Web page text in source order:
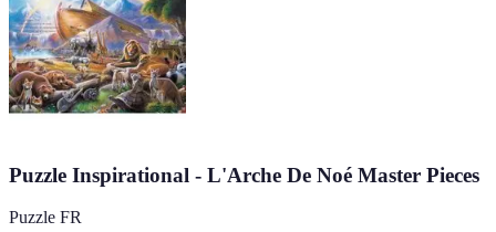
Puzzle Inspirational - L'Arche De Noé Master Pieces
Puzzle FR